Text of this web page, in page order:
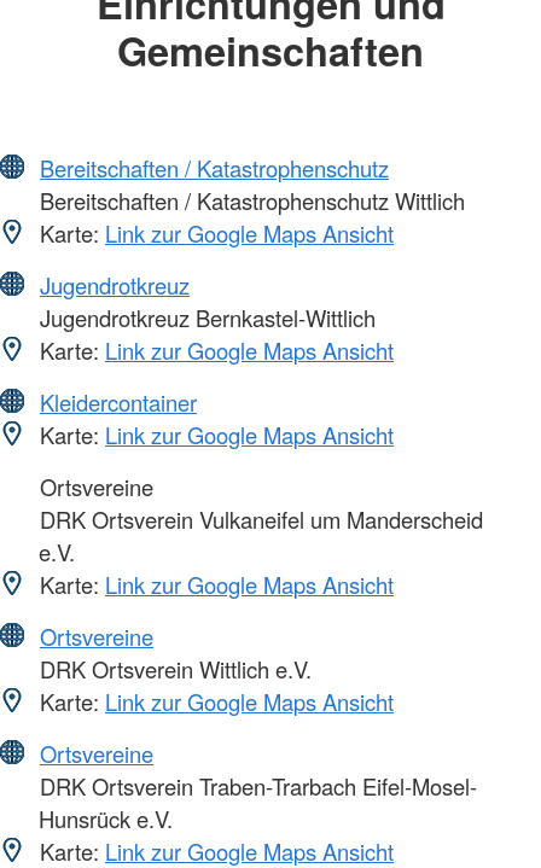
Gemeinschaften
Bereitschaften / Katastrophenschutz
Bereitschaften / Katastrophenschutz Wittlich
Karte: Link zur Google Maps Ansicht
Jugendrotkreuz
Jugendrotkreuz Bernkastel-Wittlich
Karte: Link zur Google Maps Ansicht
Kleidercontainer
Karte: Link zur Google Maps Ansicht
Ortsvereine
DRK Ortsverein Vulkaneifel um Manderscheid
e.V.
Karte: Link zur Google Maps Ansicht
Ortsvereine
DRK Ortsverein Wittlich e.V.
Karte: Link zur Google Maps Ansicht
Ortsvereine
DRK Ortsverein Traben-Trarbach Eifel-Mosel-
Hunsrück e.V.
Karte: Link zur Google Maps Ansicht